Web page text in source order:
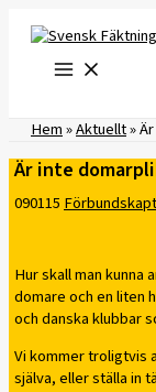
innehåll
Hem»Aktuellt»
Är inte
090115
Hur skall man kunna
domare och en liten
och danska klubbar
Vi kommer troligtvis
själva, eller ställa in